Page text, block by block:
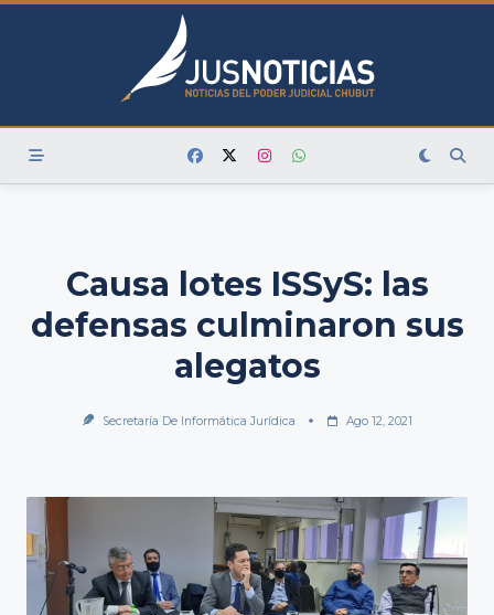
Skip
Causa lotes ISSyS: las
defensas culminaron sus
alegatos
Secretaría De Informática Jurídica Ago 12, 2021